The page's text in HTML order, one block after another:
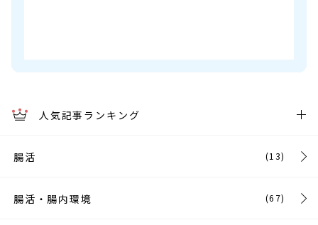
人気記事ランキング
腸活 (13)
腸活・腸内環境 (67)